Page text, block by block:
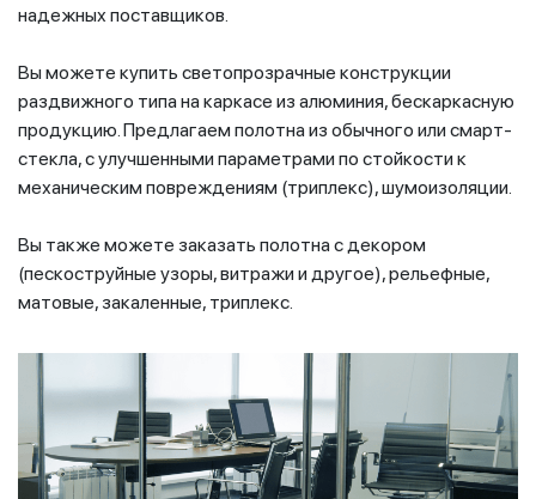
надежных поставщиков.
Вы можете купить светопрозрачные конструкции
раздвижного типа на каркасе из алюминия, бескаркасную
продукцию. Предлагаем полотна из обычного или смарт-
стекла, с улучшенными параметрами по стойкости к
механическим повреждениям (триплекс), шумоизоляции.
Вы также можете заказать полотна с декором
(пескоструйные узоры, витражи и другое), рельефные,
матовые, закаленные, триплекс.